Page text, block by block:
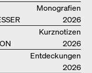
Monografien
2026
Kurznotizen
2026
Entdeckungen
2026